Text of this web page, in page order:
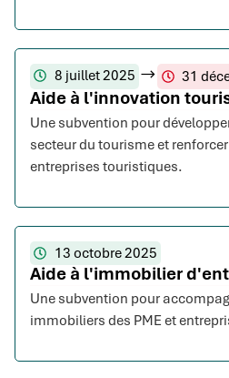
8 juillet 2025 31
Aide à l'innovation
Une subvention pour
secteur du tourisme et
entreprises touristiques.
13 octobre 2025
Aide à l'immobilier
Une subvention pour
immobiliers des PME et